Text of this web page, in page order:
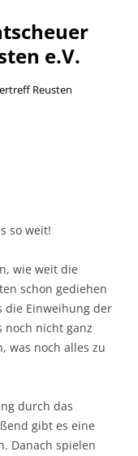
e.V.
Reusten
so weit!
wie weit die
schon gediehen
die Einweihung der
noch nicht ganz
was noch alles zu
durch das
gibt es eine
Danach spielen